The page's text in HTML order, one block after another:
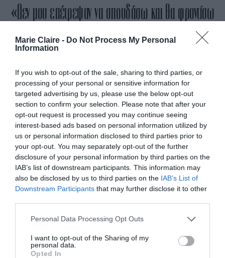
Marie Claire - Do Not Process My Personal
Information
If you wish to opt-out of the sale, sharing to third parties, or
processing of your personal or sensitive information for
targeted advertising by us, please use the below opt-out
section to confirm your selection. Please note that after your
opt-out request is processed you may continue seeing
interest-based ads based on personal information utilized by
us or personal information disclosed to third parties prior to
your opt-out. You may separately opt-out of the further
disclosure of your personal information by third parties on the
IAB’s list of downstream participants. This information may
also be disclosed by us to third parties on the IAB’s List of
Downstream Participants that may further disclose it to other
Personal Data Processing Opt Outs
I want to opt-out of the Sharing of my
personal data.
Opted In
«Δεν μου επέτρεψαν να σπουδάσω και θα φροντίσω
κανένα κορίτσι σε αυτό το χωριό να μην ακούσει
ByMcteam
ADVERTISEMENT - CONTINUE READING BELOW